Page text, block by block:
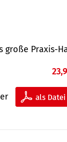
große Praxis-